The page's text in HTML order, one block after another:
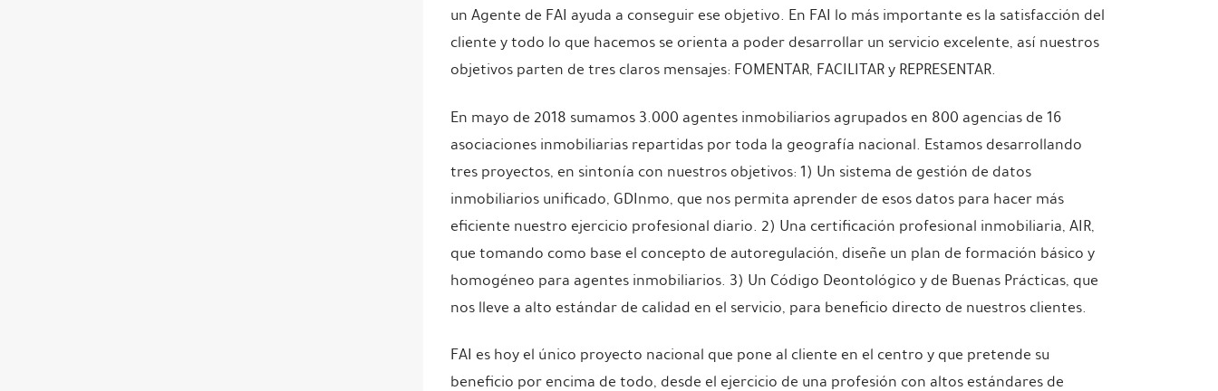
un Agente de FAI ayuda a conseguir ese objetivo. En FAI lo más importante es la satisfacción del
cliente y todo lo que hacemos se orienta a poder desarrollar un servicio excelente, así nuestros
objetivos parten de tres claros mensajes: FOMENTAR, FACILITAR y REPRESENTAR.
En mayo de 2018 sumamos 3.000 agentes inmobiliarios agrupados en 800 agencias de 16
asociaciones inmobiliarias repartidas por toda la geografía nacional. Estamos desarrollando
tres proyectos, en sintonía con nuestros objetivos: 1) Un sistema de gestión de datos
inmobiliarios unificado, GDInmo, que nos permita aprender de esos datos para hacer más
eficiente nuestro ejercicio profesional diario. 2) Una certificación profesional inmobiliaria, AIR,
que tomando como base el concepto de autoregulación, diseñe un plan de formación básico y
homogéneo para agentes inmobiliarios. 3) Un Código Deontológico y de Buenas Prácticas, que
nos lleve a alto estándar de calidad en el servicio, para beneficio directo de nuestros clientes.
FAI es hoy el único proyecto nacional que pone al cliente en el centro y que pretende su
beneficio por encima de todo, desde el ejercicio de una profesión con altos estándares de